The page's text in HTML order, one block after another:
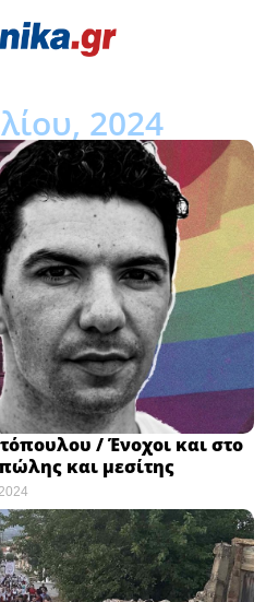
2024
/ Ένοχοι και στο
και μεσίτης